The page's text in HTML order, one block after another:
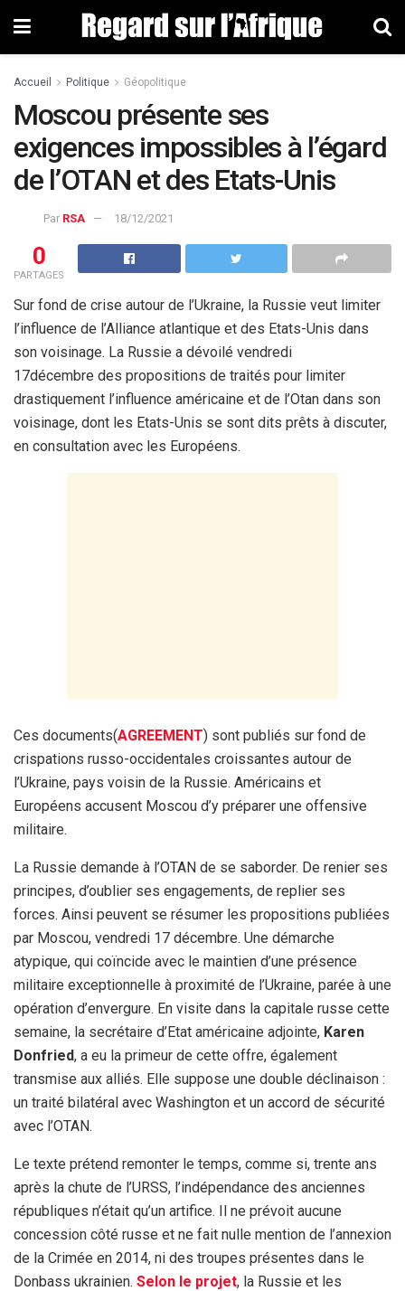
Accueil Politique Géopolitique
Moscou présente ses
exigences impossibles à l’égard
de l’OTAN et des Etats-Unis
Par RSA 18/12/2021
0
PARTAGES
Sur fond de crise autour de l’Ukraine, la Russie veut limiter
l’influence de l’Alliance atlantique et des Etats-Unis dans
son voisinage. La Russie a dévoilé vendredi
17décembre des propositions de traités pour limiter
drastiquement l’influence américaine et de l’Otan dans son
voisinage, dont les Etats-Unis se sont dits prêts à discuter,
en consultation avec les Européens.
Ces documents(AGREEMENT) sont publiés sur fond de
crispations russo-occidentales croissantes autour de
l’Ukraine, pays voisin de la Russie. Américains et
Européens accusent Moscou d’y préparer une offensive
militaire.
La Russie demande à l’OTAN de se saborder. De renier ses
principes, d’oublier ses engagements, de replier ses
forces. Ainsi peuvent se résumer les propositions publiées
par Moscou, vendredi 17 décembre. Une démarche
atypique, qui coïncide avec le maintien d’une présence
militaire exceptionnelle à proximité de l’Ukraine, parée à une
opération d’envergure. En visite dans la capitale russe cette
semaine, la secrétaire d’Etat américaine adjointe, Karen
Donfried, a eu la primeur de cette offre, également
transmise aux alliés. Elle suppose une double déclinaison :
un traité bilatéral avec Washington et un accord de sécurité
avec l’OTAN.
Le texte prétend remonter le temps, comme si, trente ans
après la chute de l’URSS, l’indépendance des anciennes
républiques n’était qu’un artifice. Il ne prévoit aucune
concession côté russe et ne fait nulle mention de l’annexion
de la Crimée en 2014, ni des troupes présentes dans le
Donbass ukrainien. Selon le projet, la Russie et les